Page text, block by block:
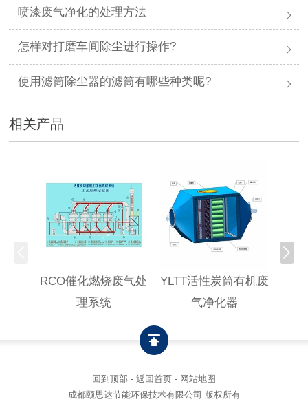
喷漆废气净化的处理方法
怎样对打磨车间除尘进行操作?
使用滤筒除尘器的滤筒有哪些种类呢?
相关产品
RCO催化燃烧废气处
理系统
YLTT活性炭筒有机废
气净化器
回到顶部 - 返回首页 - 网站地图
成都颐思达节能环保技术有限公司 版权所有